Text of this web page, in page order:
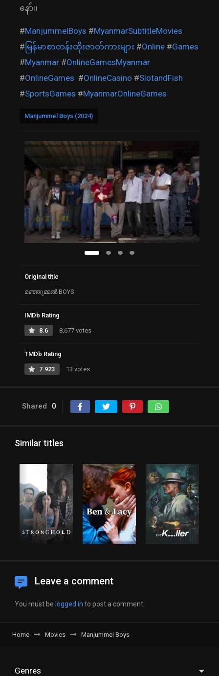
နော်။
#ManjummelBoys #MyanmarSubtitleMovies
# မြန်မာစာတန်းထိုးဇာတ်ကားများ #Online #Games
#Myanmar #OnlineGamesMyanmar
#OnlineGames #OnlineCasino #SlotandFish
#SportsGames #MyanmarOnlineGames
Manjummel Boys (2024)
Original title
മഞ്ഞുമ്മല്‍ BOYS
IMDb Rating
8.6 8,677 votes
TMDb Rating
7.923 13 votes
Shared 0
Similar titles
Leave a comment
You must be logged in to post a comment.
Home Movies Manjummel Boys
Genres